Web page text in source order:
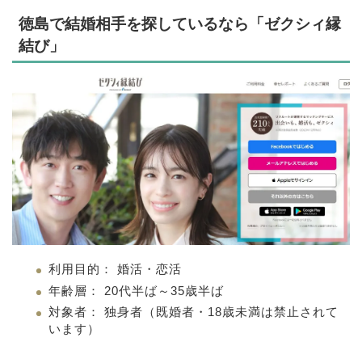
徳島で結婚相手を探しているなら「ゼクシィ縁
結び」
利用目的： 婚活・恋活
年齢層： 20代半ば～35歳半ば
対象者： 独身者（既婚者・18歳未満は禁止されて
います）